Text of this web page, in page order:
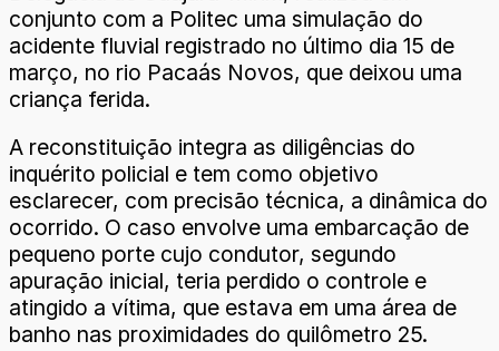
conjunto com a Politec uma simulação do
acidente fluvial registrado no último dia 15 de
março, no rio Pacaás Novos, que deixou uma
criança ferida.
A reconstituição integra as diligências do
inquérito policial e tem como objetivo
esclarecer, com precisão técnica, a dinâmica do
ocorrido. O caso envolve uma embarcação de
pequeno porte cujo condutor, segundo
apuração inicial, teria perdido o controle e
atingido a vítima, que estava em uma área de
banho nas proximidades do quilômetro 25.